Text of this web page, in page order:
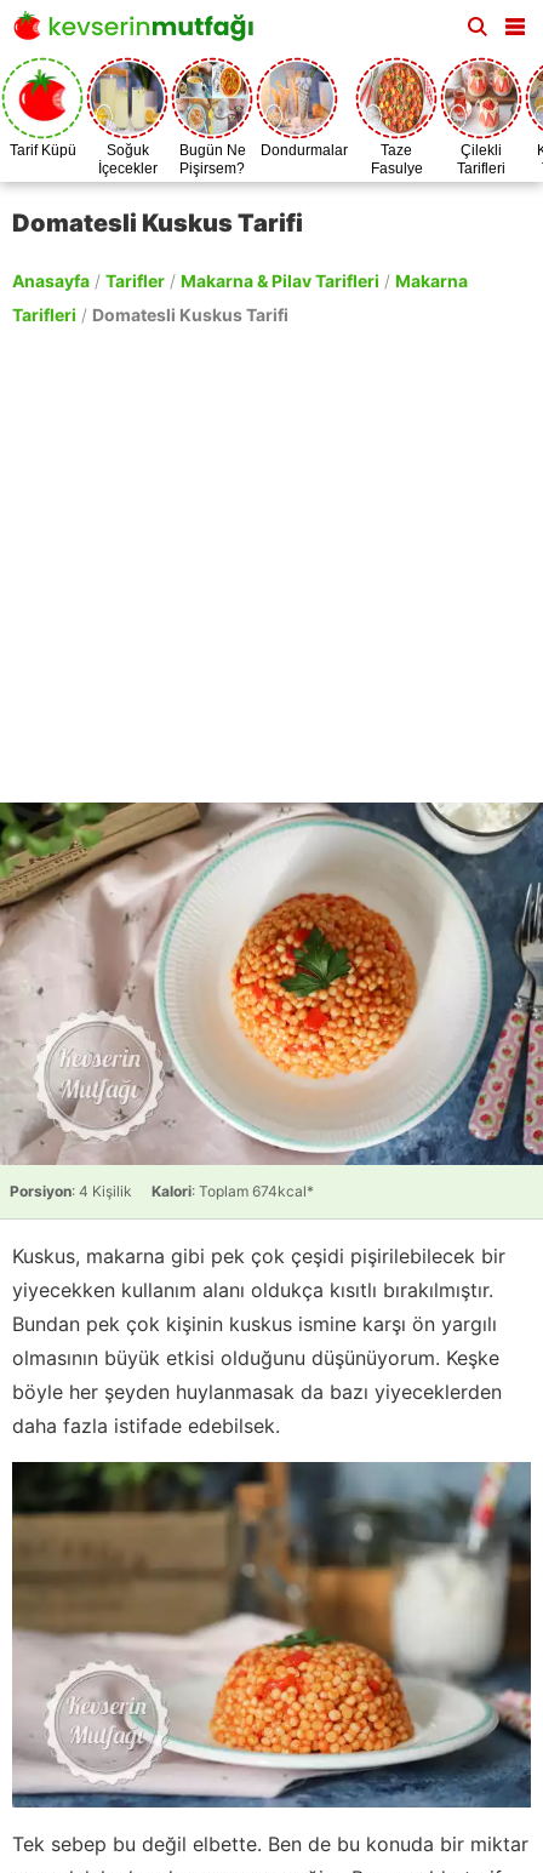
Tarif Küpü
Soğuk
İçecekler
Bugün Ne
Pişirsem?
Dondurmalar
Taze
Fasulye
Zamanı
Çilekli
Tarifleri
Domatesli Kuskus Tarifi
Anasayfa / Tarifler / Makarna & Pilav Tarifleri / Makarna
Tarifleri / Domatesli Kuskus Tarifi
Porsiyon: 4 Kişilik Kalori: Toplam 674kcal*
Kuskus, makarna gibi pek çok çeşidi pişirilebilecek bir
yiyecekken kullanım alanı oldukça kısıtlı bırakılmıştır.
Bundan pek çok kişinin kuskus ismine karşı ön yargılı
olmasının büyük etkisi olduğunu düşünüyorum. Keşke
böyle her şeyden huylanmasak da bazı yiyeceklerden
daha fazla istifade edebilsek.
Tek sebep bu değil elbette. Ben de bu konuda bir miktar